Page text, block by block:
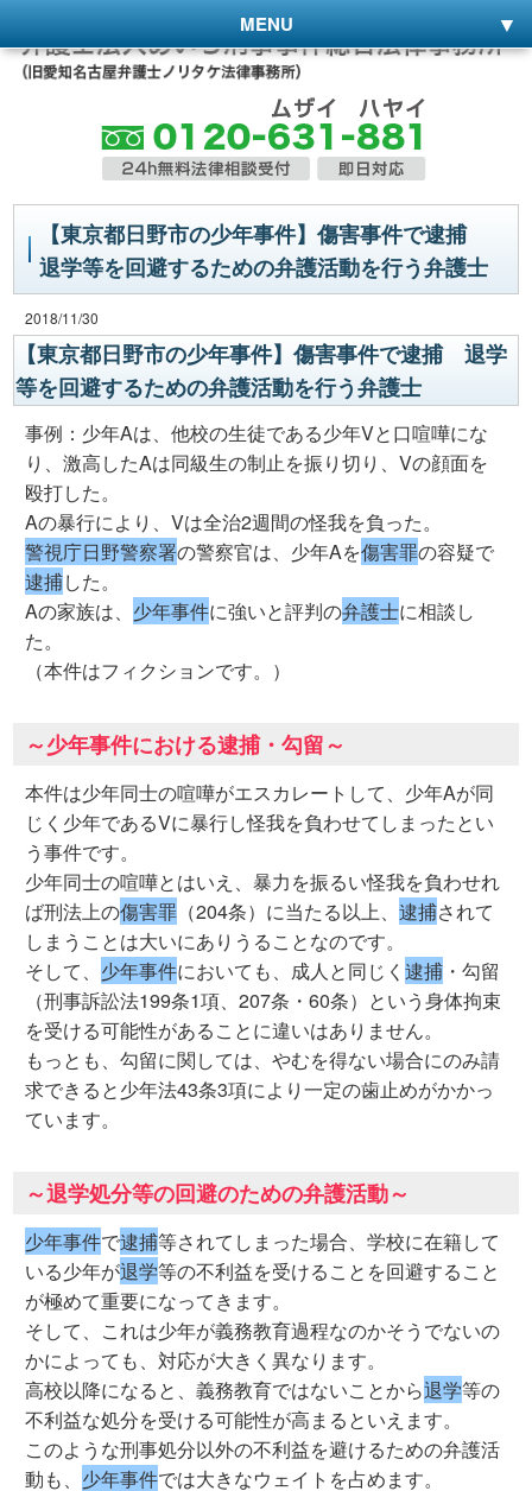
MENU
【東京都日野市の少年事件】傷害事件で逮捕
退学等を回避するための弁護活動を行う弁護士
2018/11/30
【東京都日野市の少年事件】傷害事件で逮捕 退学
等を回避するための弁護活動を行う弁護士
事例：少年Aは、他校の生徒である少年Vと口喧嘩にな
り、激高したAは同級生の制止を振り切り、Vの顔面を
殴打した。
Aの暴行により、Vは全治2週間の怪我を負った。
警視庁日野警察署の警察官は、少年Aを傷害罪の容疑で
逮捕した。
Aの家族は、 少年事件に強いと評判の弁護士に相談し
た。
（本件はフィクションです。）
～少年事件における逮捕・勾留～
本件は少年同士の喧嘩がエスカレートして、少年Aが同
じく少年であるVに暴行し怪我を負わせてしまったとい
う事件です。
少年同士の喧嘩とはいえ、暴力を振るい怪我を負わせれ
ば刑法上の傷害罪 （204条）に当たる以上、逮捕されて
しまうことは大いにありうることなのです。
そして、 少年事件においても、成人と同じく逮捕 ・勾留
（刑事訴訟法199条1項、207条・60条）という身体拘束
を受ける可能性があることに違いはありません。
もっとも、勾留に関しては、やむを得ない場合にのみ請
求できると少年法43条3項により一定の歯止めがかかっ
ています。
～退学処分等の回避のための弁護活動～
少年事件で逮捕等されてしまった場合、学校に在籍して
いる少年が退学等の不利益を受けることを回避すること
が極めて重要になってきます。
そして、これは少年が義務教育過程なのかそうでないの
かによっても、対応が大きく異なります。
高校以降になると、義務教育ではないことから退学等の
不利益な処分を受ける可能性が高まるといえます。
このような刑事処分以外の不利益を避けるための弁護活
動も、 少年事件では大きなウェイトを占めます。